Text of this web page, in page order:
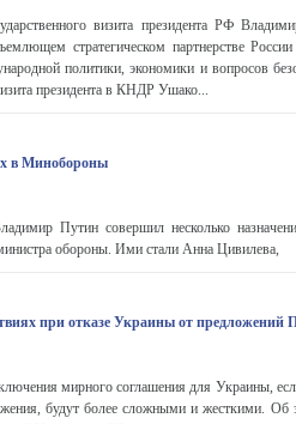
визита президента РФ
стратегическом партнерстве
политики, экономики и вопросов
президента в КНДР Ушако...
в Минобороны
Путин совершил несколько
обороны. Ими стали Анна Цивилева,
при отказе Украины от предложений
мирного соглашения для Украины,
будут более сложными и жесткими.